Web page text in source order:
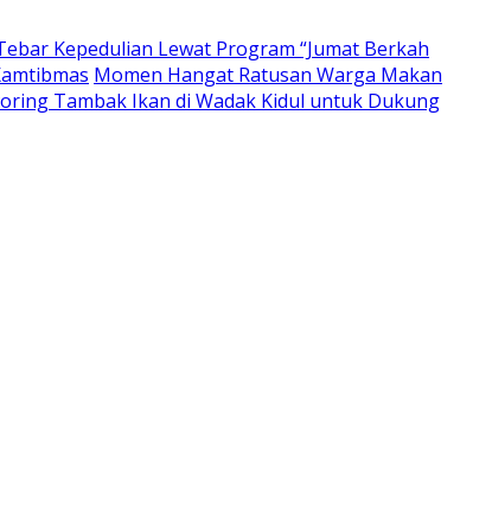
Kepedulian Lewat Program “Jumat Berkah
Momen Hangat Ratusan Warga Makan
Tambak Ikan di Wadak Kidul untuk Dukung